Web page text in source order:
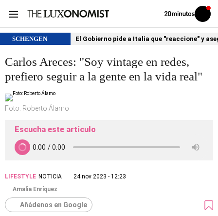
Volver
Iniciar
sesión
SCHENGEN El Gobierno pide a Italia que "reaccione" y
Carlos Areces: "Soy vintage en redes,
prefiero seguir a la gente en la vida real"
Foto: Roberto Álamo
Escucha este artículo
LIFESTYLE NOTICIA
24 nov 2023 - 12:23
Amalia Enríquez
Añádenos en Google